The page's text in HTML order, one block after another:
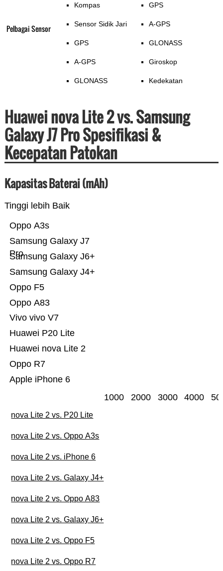
Pelbagai Sensor
Kompas
Sensor Sidik Jari
GPS
A-GPS
GLONASS
GPS
A-GPS
GLONASS
Giroskop
Kedekatan
Huawei nova Lite 2 vs. Samsung
Galaxy J7 Pro Spesifikasi &
Kecepatan Patokan
Kapasitas Baterai (mAh)
Tinggi lebih Baik
Apple iPhone 6
Oppo R7
Huawei nova Lite 2
Huawei P20 Lite
Vivo vivo V7
Oppo A83
Oppo F5
Samsung Galaxy J4+
Samsung Galaxy J6+
Samsung Galaxy J7
Pro
Oppo A3s
1000 2000 3000 4000
nova Lite 2 vs. P20 Lite
nova Lite 2 vs. Oppo A3s
nova Lite 2 vs. iPhone 6
nova Lite 2 vs. Galaxy J4+
nova Lite 2 vs. Oppo A83
nova Lite 2 vs. Galaxy J6+
nova Lite 2 vs. Oppo F5
nova Lite 2 vs. Oppo R7